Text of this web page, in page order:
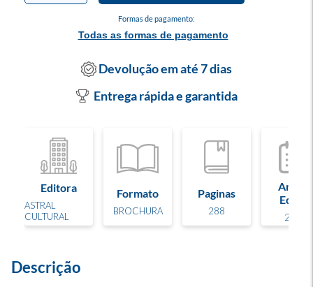
Formas de pagamento:
Todas as formas de pagamento
Devolução em até 7 dias
Entrega rápida e garantida
Editora
ASTRAL
CULTURAL
Formato
BROCHURA
Paginas
288
Ano de
Edição
2025
Descrição